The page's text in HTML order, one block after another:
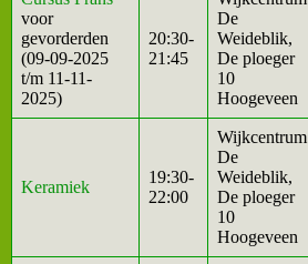
voor
gevorderden
(09-09-2025
t/m 11-11-
2025)
20:30-
21:45
De
Weideblik,
De ploeger
10
Hoogeveen
Keramiek
19:30-
22:00
Wijkcentrum
De
Weideblik,
De ploeger
10
Hoogeveen